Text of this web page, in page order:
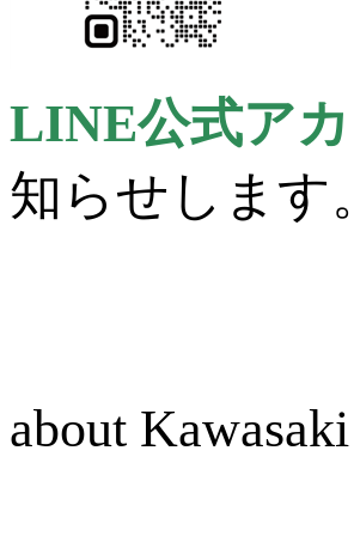
LINE公式ア
知らせします。
about